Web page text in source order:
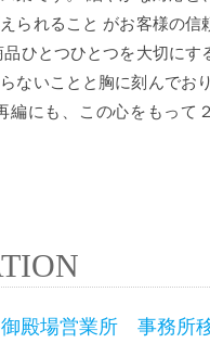
られること がお客様の信
ひとつひとつを大切にす
ないことと胸に刻んでお
編にも、この心をもって
御殿場営業所 事務所